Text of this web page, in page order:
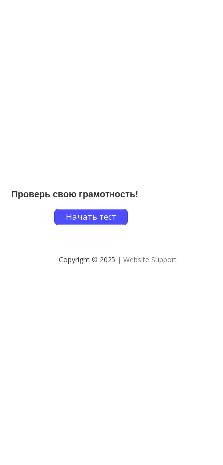
Проверь свою грамотность!
Начать тест
Copyright © 2025 | Website Support